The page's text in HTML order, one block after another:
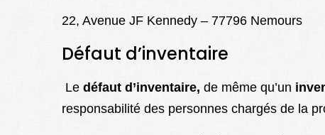
22, Avenue JF Kennedy – 77796 Nemours
Défaut d’inventaire
Le défaut d’inventaire, de même qu’un
responsabilité des personnes chargés de la